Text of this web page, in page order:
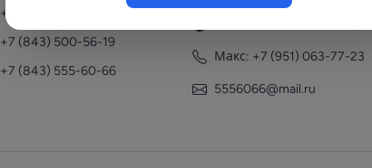
+7 (843) 558-78-43
+7 (843) 500-56-19
+7 (843) 555-60-66
Макс: +7 (951) 063-77-23
5556066@mail.ru